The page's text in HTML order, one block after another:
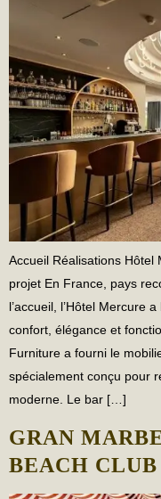
Accueil Réalisations Hôtel
projet En France, pays
l’accueil, l’Hôtel Mercure
confort, élégance et
Furniture a fourni le
spécialement conçu pour
moderne. Le bar […]
GRAN
BEACH CLUB